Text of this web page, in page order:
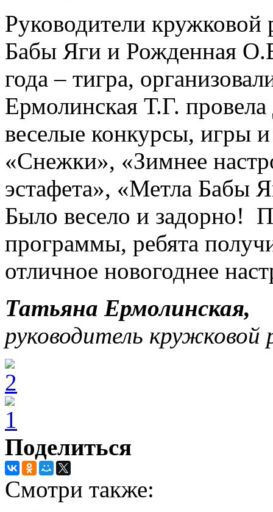
Руководители
Бабы Яги и Рожденная
года – тигра,
Ермолинская Т.Г.
веселые конкурсы, игры
«Снежки», «Зимнее
эстафета», «Метла Бабы
Было весело и задорно!
программы, ребята
отличное новогоднее
Татьяна Ермолинская,
руководитель
Поделиться
Смотри также: